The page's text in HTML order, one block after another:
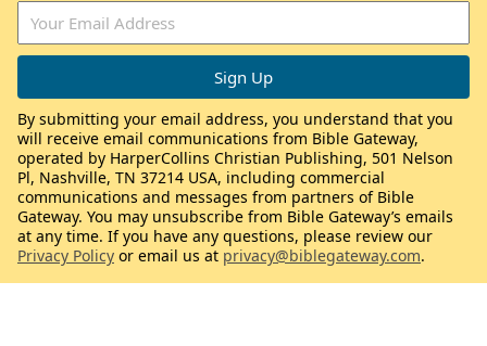
By submitting your email address, you understand that you
will receive email communications from Bible Gateway,
operated by HarperCollins Christian Publishing, 501 Nelson
Pl, Nashville, TN 37214 USA, including commercial
communications and messages from partners of Bible
Gateway. You may unsubscribe from Bible Gateway’s emails
at any time. If you have any questions, please review our
Privacy Policy or email us at privacy@biblegateway.com.